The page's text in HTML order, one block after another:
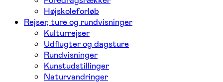
Højskoleforløb
Rejser, ture og rundvisninger
Kulturrejser
Udflugter og dagsture
Rundvisninger
Kunstudstillinger
Naturvandringer